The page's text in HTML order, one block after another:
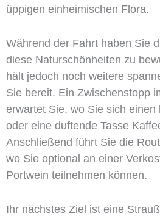
üppigen einheimischen Flora.
Während der Fahrt haben Sie
diese Naturschönheiten zu
hält jedoch noch weitere
Sie bereit. Ein Zwischenstopp
erwartet Sie, wo Sie sich
oder eine duftende Tasse
Anschließend führt Sie die
wo Sie optional an einer
Portwein teilnehmen können.
Ihr nächstes Ziel ist eine